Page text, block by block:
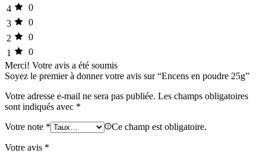
4
0
3
0
2
0
1
0
Merci! Votre avis a été soumis
Soyez le premier à donner votre avis sur “Encens en poudre 25g”
Votre adresse e-mail ne sera pas publiée. Les champs obligatoires
sont indiqués avec *
Votre note * Ce champ est obligatoire.
Votre avis *